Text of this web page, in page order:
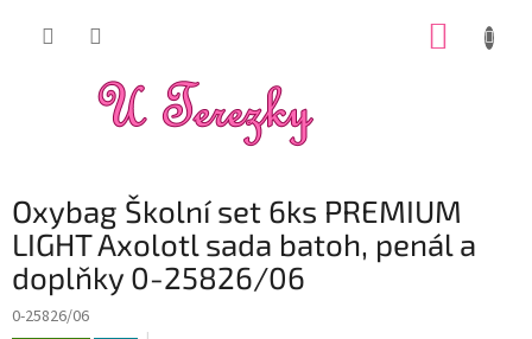
Oxybag Školní set 6ks PREMIUM
LIGHT Axolotl sada batoh, penál a
doplňky 0-25826/06
0-25826/06